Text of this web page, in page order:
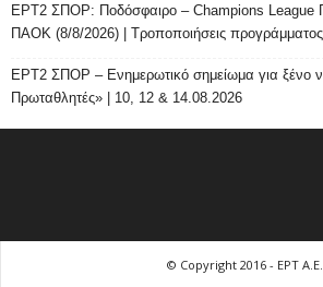
ΕΡΤ2 ΣΠΟΡ: Ποδόσφαιρο – Champions League
ΠΑΟΚ (8/8/2026) | Τροποποιήσεις
ΕΡΤ2 ΣΠΟΡ – Ενημερωτικό σημείωμα για ξένο
Πρωταθλητές» | 10, 12 & 14.08.2026
© Copyright 2016 - ΕΡΤ Α.Ε.